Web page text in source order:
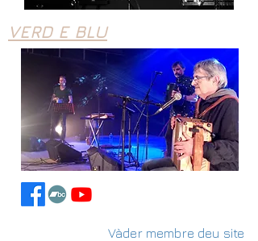
VERD E BLU
Vàder membre deu site